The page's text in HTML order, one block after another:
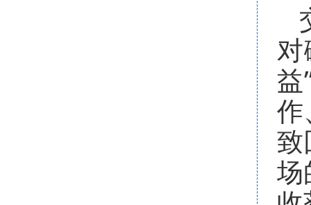
作
致
场